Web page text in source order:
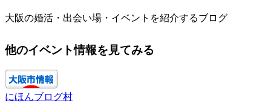
大阪の婚活・出会い場・イベントを紹介するブログ
他のイベント情報を見てみる
にほんブログ村